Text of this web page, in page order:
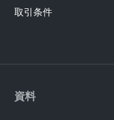
資料
取引条件